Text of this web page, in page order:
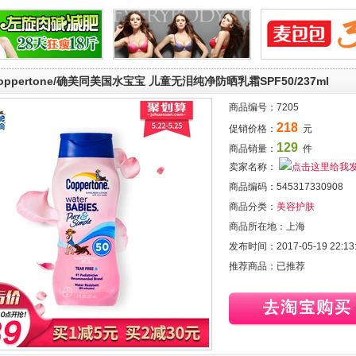
确美同美国水宝宝 儿童无泪纯净防晒乳霜SPF50/237ml
商品编号： 7205
促销价格： 218 元
商品销量： 129 件
卖家名称：
商品编码： 545317330908
商品分类： 美容护肤
商品所在地： 上海
发布时间： 2017-05-19
推荐商品： 已推荐